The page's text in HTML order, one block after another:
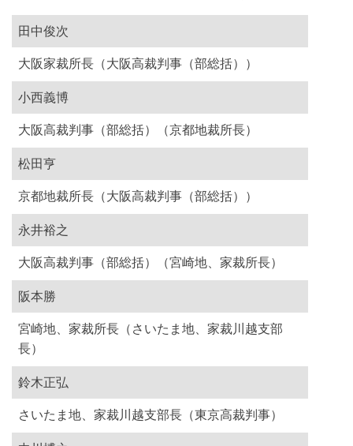
田中俊次
大阪家裁所長（大阪高裁判事（部総括））
小西義博
大阪高裁判事（部総括）（京都地裁所長）
松田亨
京都地裁所長（大阪高裁判事（部総括））
永井裕之
大阪高裁判事（部総括）（宮崎地、家裁所長）
阪本勝
宮崎地、家裁所長（さいたま地、家裁川越支部
長）
鈴木正弘
さいたま地、家裁川越支部長（東京高裁判事）